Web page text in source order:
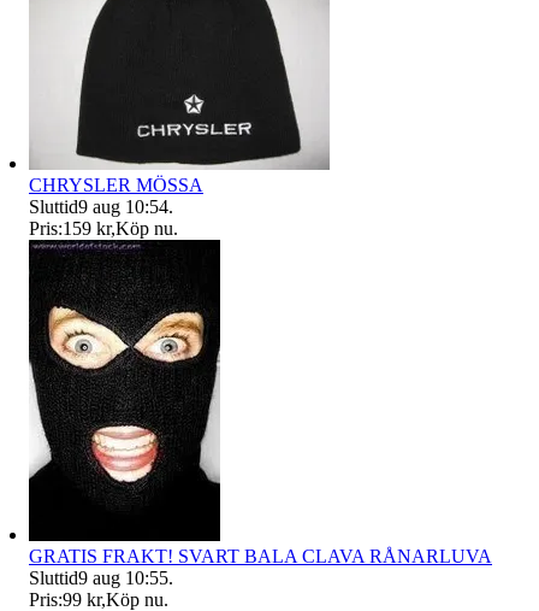
CHRYSLER MÖSSA
Sluttid9 aug 10:54.
Pris:159 kr,Köp nu.
GRATIS FRAKT! SVART BALA CLAVA RÅNARLUVA
Sluttid9 aug 10:55.
Pris:99 kr,Köp nu.